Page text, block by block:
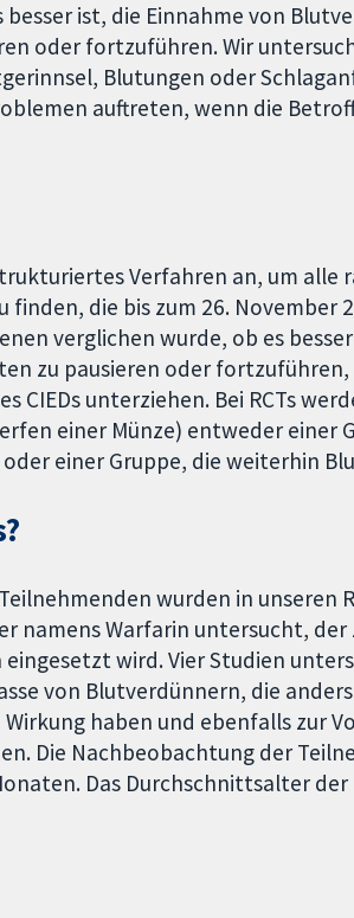
ist, die Einnahme von
oder fortzuführen. Wir
Blutungen oder
auftreten, wenn die
Verfahren an, um alle
finden, die bis zum 26.
verglichen wurde, ob es
zu pausieren oder
CIEDs unterziehen. Bei RCTs
einer Münze) entweder einer
einer Gruppe, die weiterhin
wurden in unseren
namens Warfarin untersucht, der
wird. Vier Studien
von Blutverdünnern, die
haben und ebenfalls zur
Die Nachbeobachtung der
Das Durchschnittsalter